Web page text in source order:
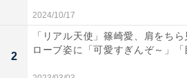
2024/10/17
2
「リアル天使」篠崎愛、肩をち
ローブ姿に「可愛すぎんぞ～」